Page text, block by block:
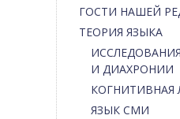
ГОСТИ НАШЕЙ
ТЕОРИЯ ЯЗЫКА
И ДИАХРОНИИ
КОГНИТИВНАЯ
ЯЗЫК СМИ